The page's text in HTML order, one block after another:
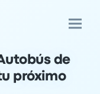
de
próximo